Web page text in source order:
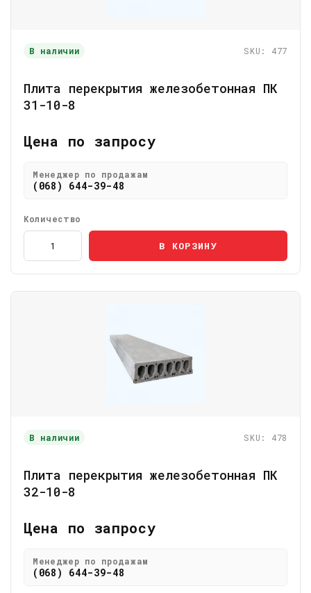
В наличии SKU: 477
Плита перекрытия железобетонная ПК
31-10-8
Цена по запросу
Менеджер по продажам
(068) 644-39-48
Количество
В КОРЗИНУ
В наличии SKU: 478
Плита перекрытия железобетонная ПК
32-10-8
Цена по запросу
Менеджер по продажам
(068) 644-39-48